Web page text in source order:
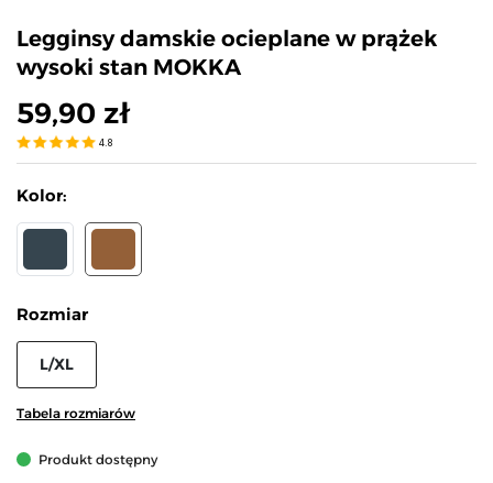
Legginsy damskie ocieplane w prążek
wysoki stan MOKKA
59,90 zł
4.8
Kolor:
Rozmiar
L/XL
Tabela rozmiarów
Produkt dostępny